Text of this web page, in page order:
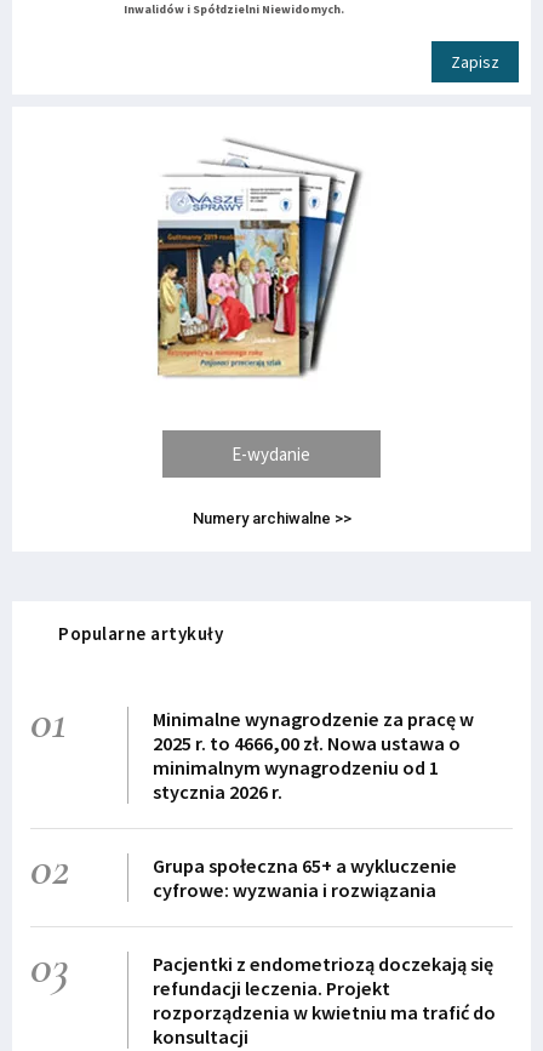
Inwalidów i Spółdzielni Niewidomych.
Zapisz
E-wydanie
Numery archiwalne >>
Popularne artykuły
01
Minimalne wynagrodzenie za pracę w
2025 r. to 4666,00 zł. Nowa ustawa o
minimalnym wynagrodzeniu od 1
stycznia 2026 r.
02
Grupa społeczna 65+ a wykluczenie
cyfrowe: wyzwania i rozwiązania
03
Pacjentki z endometriozą doczekają się
refundacji leczenia. Projekt
rozporządzenia w kwietniu ma trafić do
konsultacji